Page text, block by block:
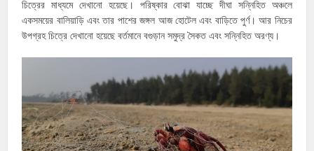
চিত্রের মাধ্যমে দেখানো হয়েছে। পরিষ্কার বোঝা যাচ্ছে দীঘা সন্নিহিত অঞ্চলে
একসময়ের বালিয়াড়ি এবং তার পাশের জঙ্গল আজ হোটেল এবং বাড়িতে পুর্ণ। আর নিচের
উপগ্রহ চিত্রে দেখানো হয়েছে বর্তমানে বগুড়ান সমুদ্র সৈকত এবং সন্নিহিত অরণ্য।